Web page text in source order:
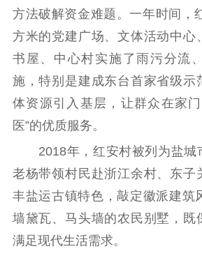
方法破解资金难题。一年时间，
方米的党建广场、文体活动中心
书屋、中心村实施了雨污分流
施，特别是建成东台首家省级示
体资源引入基层，让群众在家
医”的优质服务。
2018年，红安村被列为盐城
老杨带领村民赴浙江余村、东子
丰盐运古镇特色，敲定徽派建筑
墙黛瓦、马头墙的农民别墅，既
满足现代生活需求。